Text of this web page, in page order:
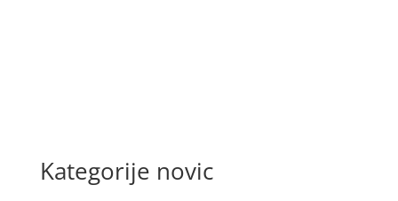
Kategorije novic